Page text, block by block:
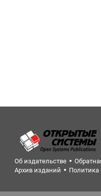
Об издательстве
Архив изданий
Политика